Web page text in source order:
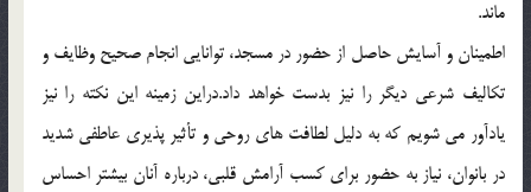
ماند.
اطمینان و آسایش حاصل از حضور در مسجد، توانایی انجام صحیح وظایف و
تکالیف شرعی دیگر را نیز بدست خواهد داد.دراین زمینه این نکته را نیز
یادآور می شویم که به دلیل لطافت های روحی و تأثیر پذیری عاطفی شدید
در بانوان، نیاز به حضور برای کسب آرامش قلبی، درباره آنان بیشتر احساس